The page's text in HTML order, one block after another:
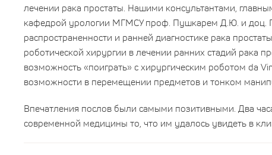
лечении рака простаты. Нашими консультантами,
кафедрой урологии МГМСУ проф. Пушкарем Д.Ю. и доц.
распространенности и ранней диагностике рака
роботической хирургии в лечении ранних стадий рака
возможность «поиграть» с хирургическим роботом da
возможности в перемещении предметов и тонком
Впечатления послов были самыми позитивными. Два
современной медицины то, что им удалось увидеть в